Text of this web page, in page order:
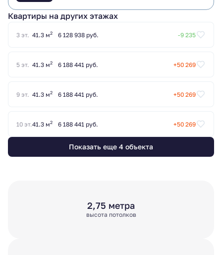
Квартиры на других этажах
3 эт. 41.3 м2 6 128 938 руб. -9 235
5 эт. 41.3 м2 6 188 441 руб. +50 269
9 эт. 41.3 м2 6 188 441 руб. +50 269
10 эт.41.3 м2 6 188 441 руб. +50 269
Показать еще 4 объектa
2,75 метра
высота потолков